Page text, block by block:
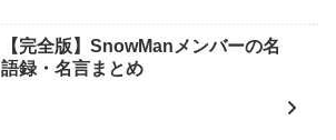
【完全版】SnowManメンバーの名
語録・名言まとめ